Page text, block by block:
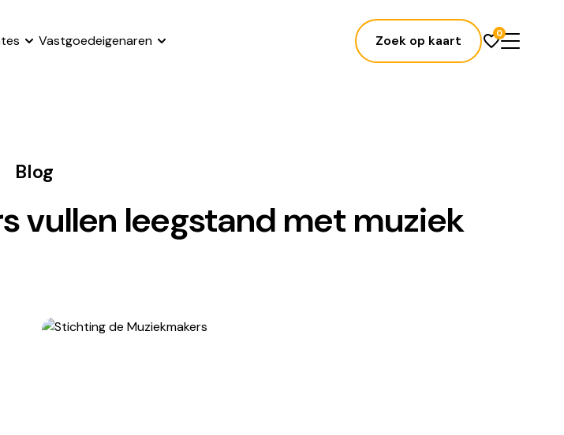
Vastgoedeigenaren Zoek op kaart 0
Blog
vullen leegstand met muziek